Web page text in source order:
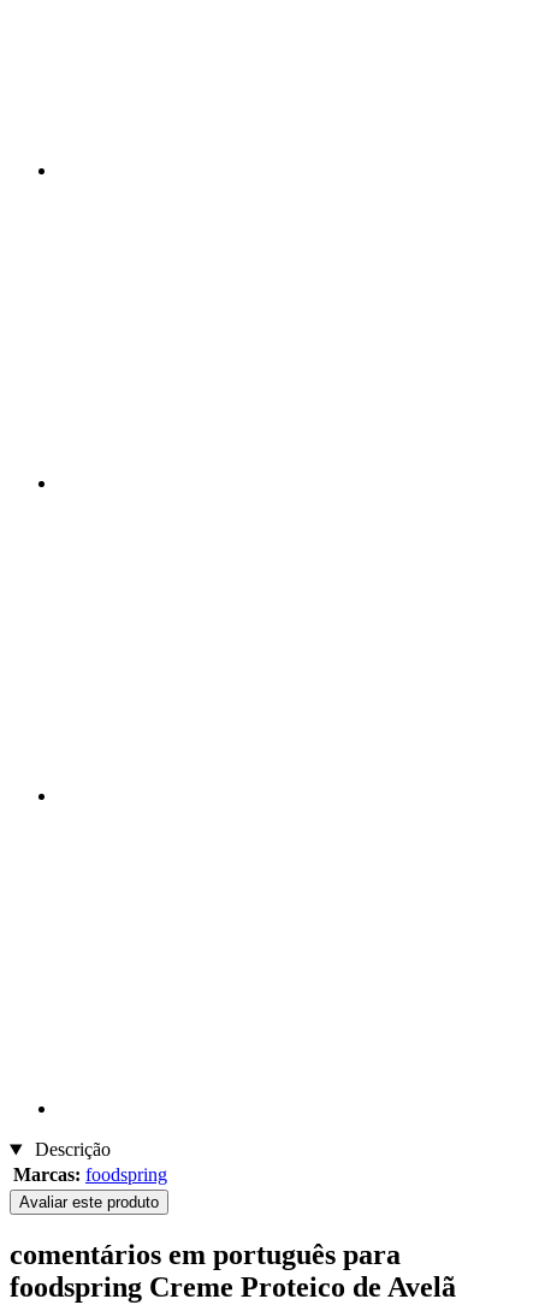
Descrição
Marcas: foodspring
Avaliar este produto
comentários em português para
foodspring Creme Proteico de Avelã